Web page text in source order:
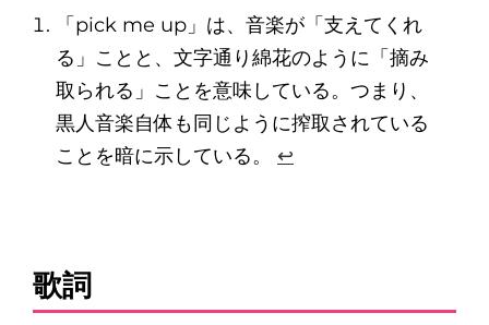
「pick me up」は、音楽が「支えてくれ
る」ことと、文字通り綿花のように「摘み
取られる」ことを意味している。つまり、
黒人音楽自体も同じように搾取されている
ことを暗に示している。 ↩︎
歌詞